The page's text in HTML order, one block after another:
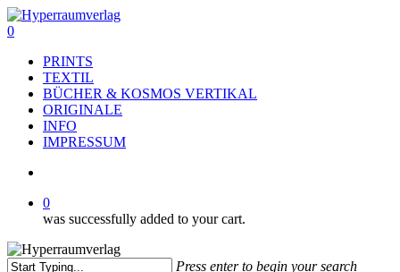
Skip
to
content
search
0
PRINTS
TEXTIL
BÜCHER & KOSMOS VERTIKAL
ORIGINALE
INFO
IMPRESSUM
0
was successfully added to your cart.
Press enter to begin your search